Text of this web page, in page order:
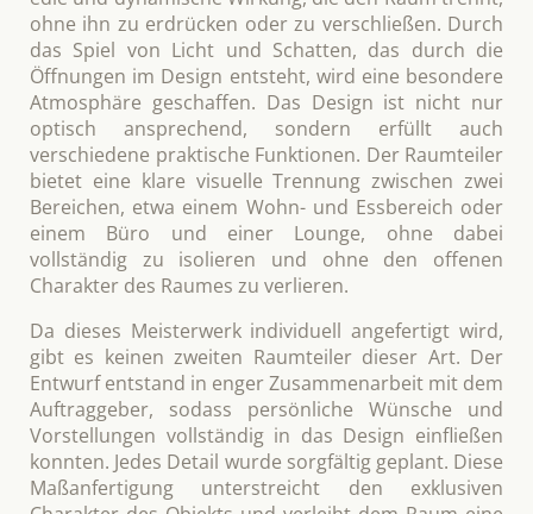
ohne ihn zu erdrücken oder zu verschließen. Durch
das Spiel von Licht und Schatten, das durch die
Öffnungen im Design entsteht, wird eine besondere
Atmosphäre geschaffen. Das Design ist nicht nur
optisch ansprechend, sondern erfüllt auch
verschiedene praktische Funktionen. Der Raumteiler
bietet eine klare visuelle Trennung zwischen zwei
Bereichen, etwa einem Wohn- und Essbereich oder
einem Büro und einer Lounge, ohne dabei
vollständig zu isolieren und ohne den offenen
Charakter des Raumes zu verlieren.
Da dieses Meisterwerk individuell angefertigt wird,
gibt es keinen zweiten Raumteiler dieser Art. Der
Entwurf entstand in enger Zusammenarbeit mit dem
Auftraggeber, sodass persönliche Wünsche und
Vorstellungen vollständig in das Design einfließen
konnten. Jedes Detail wurde sorgfältig geplant. Diese
Maßanfertigung unterstreicht den exklusiven